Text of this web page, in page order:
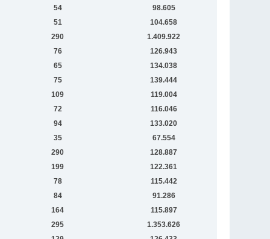
54
98.605
51
104.658
290
1.409.922
76
126.943
65
134.038
75
139.444
109
119.004
72
116.046
94
133.020
35
67.554
290
128.887
199
122.361
78
115.442
84
91.286
164
115.897
295
1.353.626